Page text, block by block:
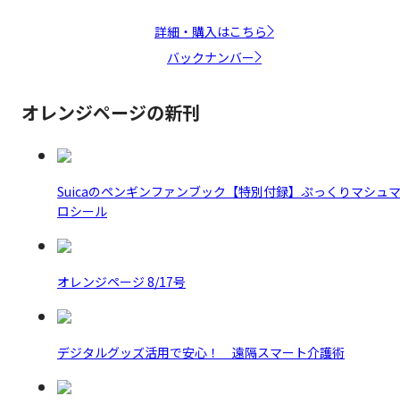
詳細・購入はこちら
バックナンバー
オレンジページの新刊
Suicaのペンギンファンブック【特別付録】ぷっくりマシュマ
ロシール
オレンジページ 8/17号
デジタルグッズ活用で安心！ 遠隔スマート介護術